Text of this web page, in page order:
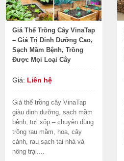
Giá Thể Trồng Cây VinaTap
– Giá Trị Dinh Dưỡng Cao,
Sạch Mầm Bệnh, Trồng
Được Mọi Loại Cây
Giá: Liên hệ
Giá thể trồng cây VinaTap
giàu dinh dưỡng, sạch mầm
bệnh, tơi xốp – chuyên dùng
trồng rau mầm, hoa, cây
cảnh, rau sạch tại nhà và
nông trại....